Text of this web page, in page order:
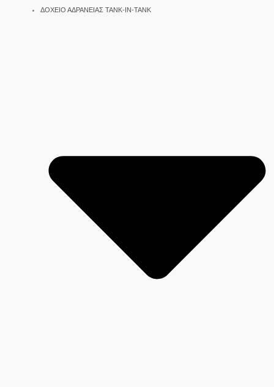
ΔΟΧΕΙΟ ΑΔΡΑΝΕΙΑΣ TANK-IN-TANK